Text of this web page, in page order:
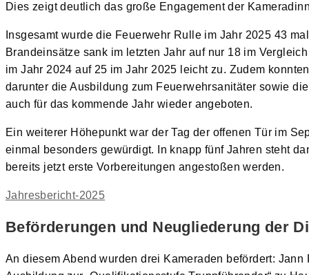
Dies zeigt deutlich das große Engagement der
Insgesamt wurde die Feuerwehr Rulle im Jahr 2025 43
Brandeinsätze sank im letzten Jahr auf nur 18 im
im Jahr 2024 auf 25 im Jahr 2025 leicht zu. Zudem
darunter die Ausbildung zum Feuerwehrsanitäter sowie
auch für das kommende Jahr wieder angeboten.
Ein weiterer Höhepunkt war der Tag der offenen Tür im
einmal besonders gewürdigt. In knapp fünf Jahren steht
bereits jetzt erste Vorbereitungen angestoßen werden.
Jahresbericht-2025
Beförderungen und Neugliederung der
An diesem Abend wurden drei Kameraden befördert: